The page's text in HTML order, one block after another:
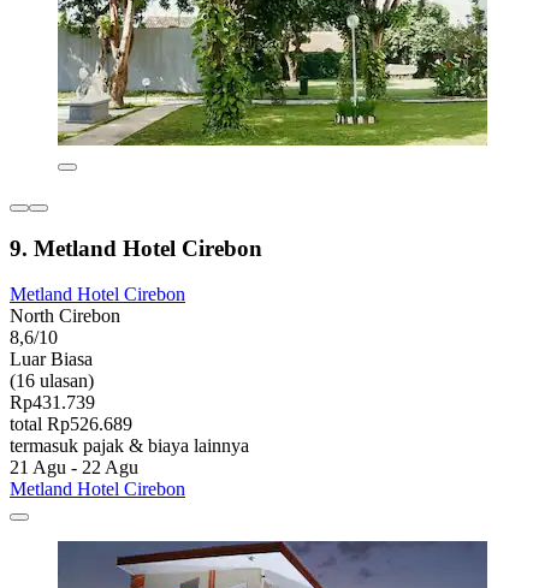
9. Metland Hotel Cirebon
Metland Hotel Cirebon
North Cirebon
8,6/10
Luar Biasa
(16 ulasan)
Rp431.739
total Rp526.689
termasuk pajak & biaya lainnya
21 Agu - 22 Agu
Metland Hotel Cirebon